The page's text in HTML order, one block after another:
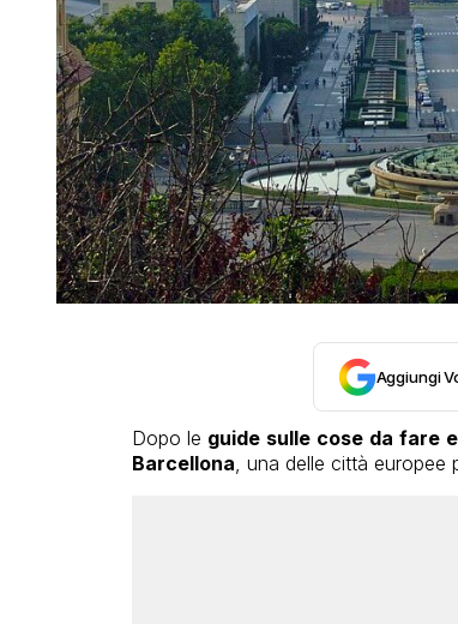
Aggiungi
Dopo le guide sulle cose da fare
Barcellona , una delle città